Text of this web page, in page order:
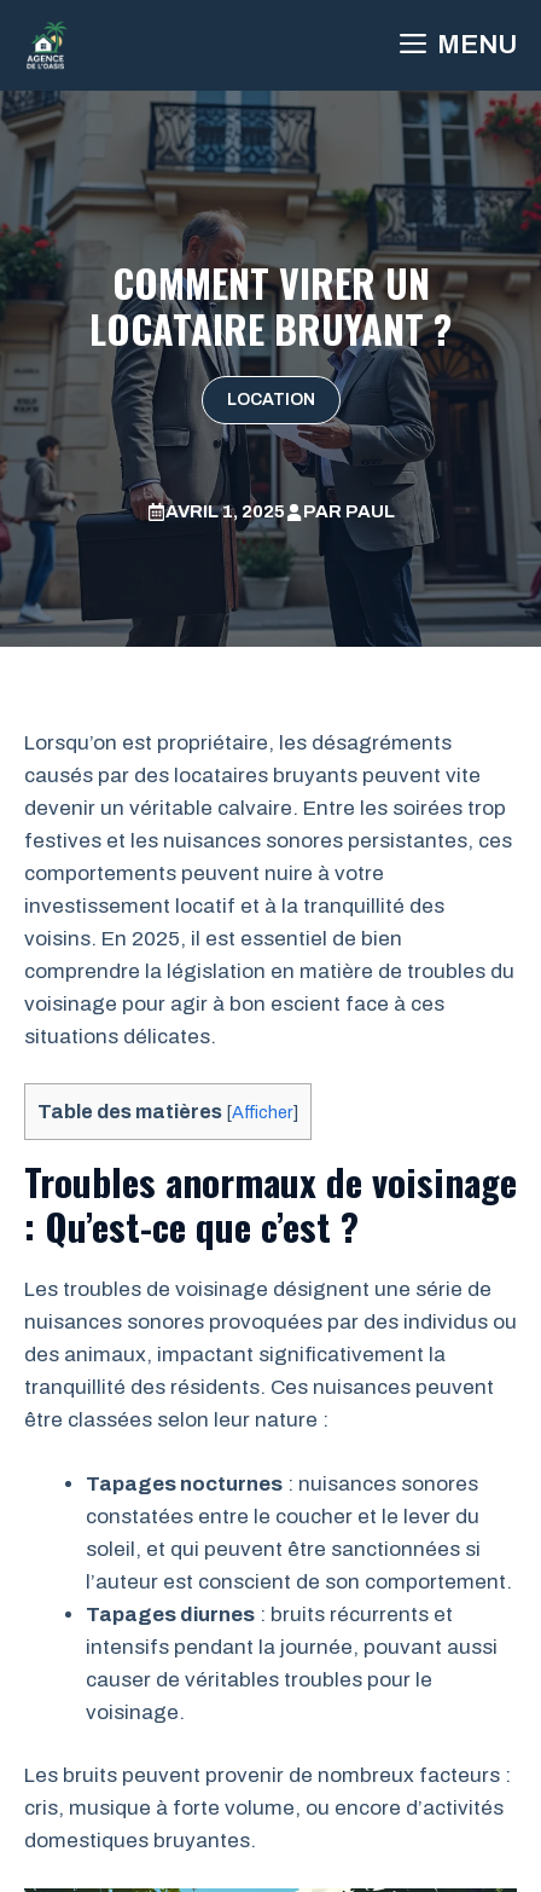
MENU
COMMENT VIRER UN
LOCATAIRE BRUYANT ?
LOCATION
AVRIL 1, 2025 PAR PAUL
Lorsqu’on est propriétaire, les désagréments
causés par des locataires bruyants peuvent vite
devenir un véritable calvaire. Entre les soirées trop
festives et les nuisances sonores persistantes, ces
comportements peuvent nuire à votre
investissement locatif et à la tranquillité des
voisins. En 2025, il est essentiel de bien
comprendre la législation en matière de troubles du
voisinage pour agir à bon escient face à ces
situations délicates.
Table des matières [Afficher]
Troubles anormaux de voisinage
: Qu’est-ce que c’est ?
Les troubles de voisinage désignent une série de
nuisances sonores provoquées par des individus ou
des animaux, impactant significativement la
tranquillité des résidents. Ces nuisances peuvent
être classées selon leur nature :
Tapages nocturnes : nuisances sonores
constatées entre le coucher et le lever du
soleil, et qui peuvent être sanctionnées si
l’auteur est conscient de son comportement.
Tapages diurnes : bruits récurrents et
intensifs pendant la journée, pouvant aussi
causer de véritables troubles pour le
voisinage.
Les bruits peuvent provenir de nombreux facteurs :
cris, musique à forte volume, ou encore d’activités
domestiques bruyantes.